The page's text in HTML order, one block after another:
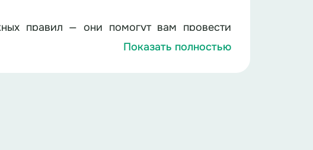
правил — они помогут вам провести
Показать полностью